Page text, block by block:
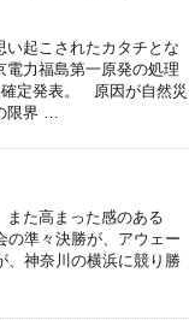
起こされたカタチとな
電力福島第一原発の処理
定発表。 原因が自然災
限界 …
また高まった感のある
準々決勝が、アウェー
、神奈川の横浜に競り勝